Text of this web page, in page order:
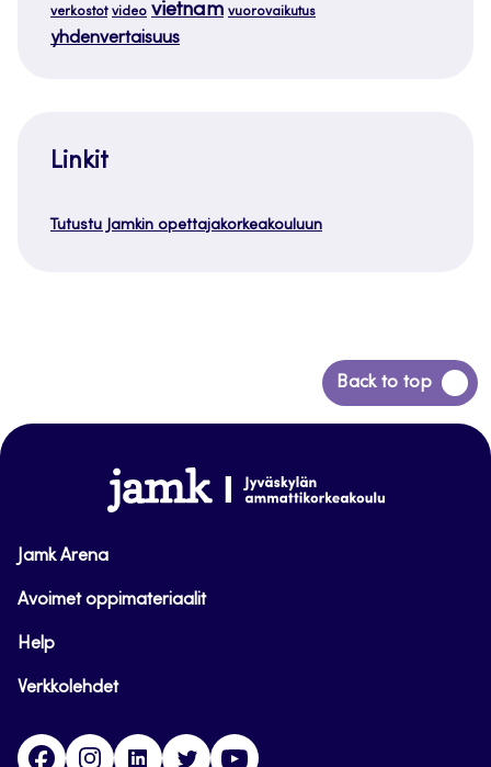
verkostot video vietnam vuorovaikutus
yhdenvertaisuus
Linkit
Tutustu Jamkin opettajakorkeakouluun
Back to top
Siirry
takaisin
www.jamk.fi
Jamk Arena
Avoimet oppimateriaalit
Help
Verkkolehdet
FacebookInstagramLinkedinTwitter